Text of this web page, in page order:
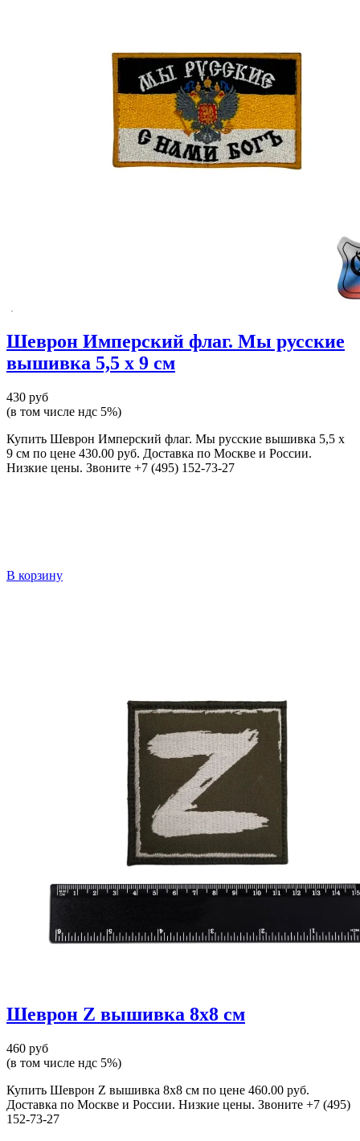
Шеврон Имперский флаг. Мы русские
вышивка 5,5 x 9 см
430 руб
(в том числе ндс 5%)
Купить Шеврон Имперский флаг. Мы русские вышивка 5,5 x
9 см по цене 430.00 руб. Доставка по Москве и России.
Низкие цены. Звоните +7 (495) 152-73-27
В корзину
Шеврон Z вышивка 8х8 см
460 руб
(в том числе ндс 5%)
Купить Шеврон Z вышивка 8х8 см по цене 460.00 руб.
Доставка по Москве и России. Низкие цены. Звоните +7 (495)
152-73-27